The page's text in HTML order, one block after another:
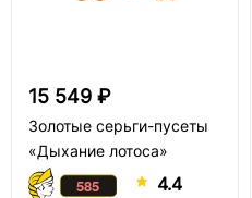
15 549 ₽
Золотые серьги-пусеты
«Дыхание лотоса»
4.4